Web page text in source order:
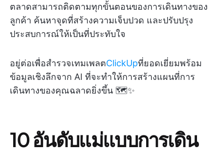
ตลาดสามารถติดตามทุกขั้นตอนของการเดินทางของ
ลูกค้า ค้นหาจุดที่สร้างความเจ็บปวด และปรับปรุง
ประสบการณ์ให้เป็นที่ประทับใจ
อยู่ต่อเพื่อสำรวจเทมเพลตClickUpที่ยอดเยี่ยมพร้อม
ข้อมูลเชิงลึกจาก AI ที่จะทำให้การสร้างแผนที่การ
เดินทางของคุณฉลาดยิ่งขึ้น 🗺️✨
10 อันดับแม่แบบการเดิน